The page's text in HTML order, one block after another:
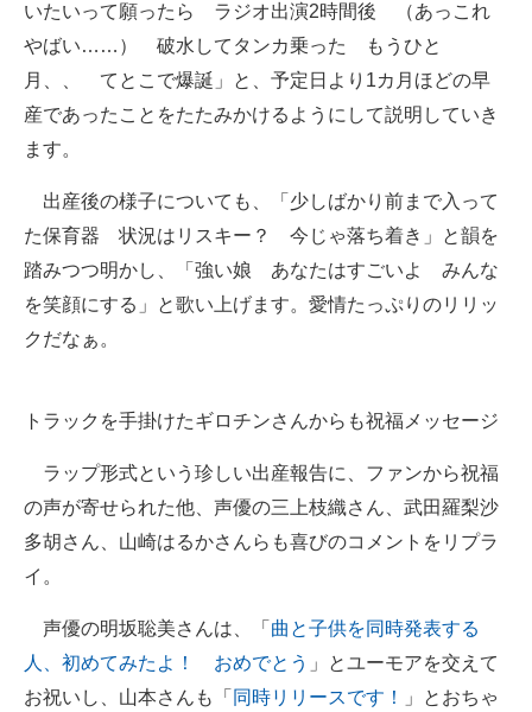
ちょっと気になるネットの話題
いたいって願ったら ラジオ出演2時間後 （あっこれ
やばい……） 破水してタンカ乗った もうひと
月、、 てとこで爆誕」と、予定日より1カ月ほどの早
産であったことをたたみかけるようにして説明していき
ます。
出産後の様子についても、「少しばかり前まで入って
た保育器 状況はリスキー？ 今じゃ落ち着き」と韻を
踏みつつ明かし、「強い娘 あなたはすごいよ みんな
を笑顔にする」と歌い上げます。愛情たっぷりのリリッ
クだなぁ。
トラックを手掛けたギロチンさんからも祝福メッセージ
ラップ形式という珍しい出産報告に、ファンから祝福
の声が寄せられた他、声優の三上枝織さん、武田羅梨沙
多胡さん、山崎はるかさんらも喜びのコメントをリプラ
イ。
声優の明坂聡美さんは、「 曲と子供を同時発表する
人、初めてみたよ！ おめでとう 」とユーモアを交えて
お祝いし、山本さんも「 同時リリースです！
」とおちゃ